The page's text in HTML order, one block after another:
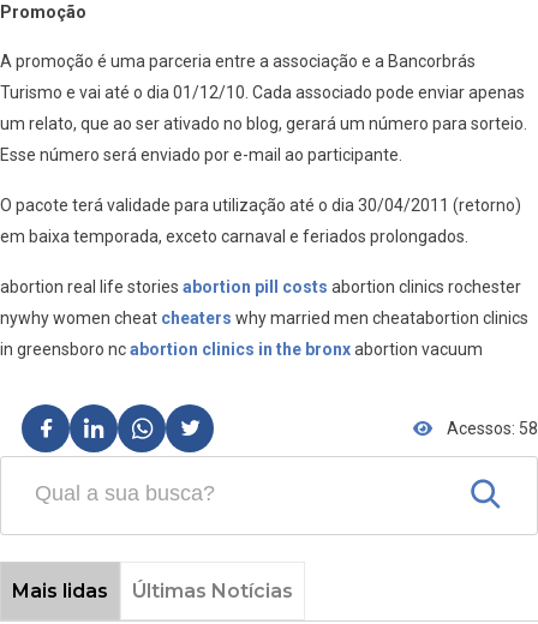
Promoção
A promoção é uma parceria entre a associação e a Bancorbrás
Turismo e vai até o dia 01/12/10. Cada associado pode enviar apenas
um relato, que ao ser ativado no blog, gerará um número para sorteio.
Esse número será enviado por e-mail ao participante.
O pacote terá validade para utilização até o dia 30/04/2011 (retorno)
em baixa temporada, exceto carnaval e feriados prolongados.
abortion real life stories abortion pill costs abortion clinics rochester
nywhy women cheat cheaters why married men cheatabortion clinics
in greensboro ncabortion clinics in the bronxabortion vacuum
Acessos: 58
Mais lidas Últimas Notícias